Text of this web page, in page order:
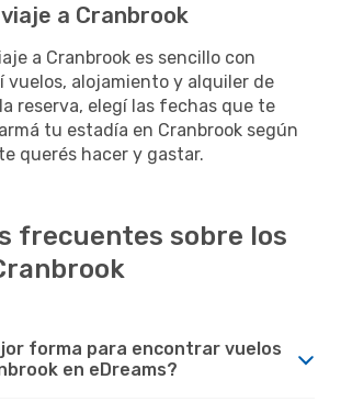
a Cranbrook
a Cranbrook es sencillo con
vuelos, alojamiento y alquiler de
reserva, elegí las fechas que te
tu estadía en Cranbrook según
querés hacer y gastar.
frecuentes sobre los
forma para encontrar vuelos
en eDreams?